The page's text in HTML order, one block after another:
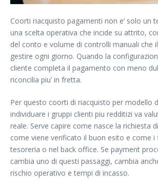
Coorti riacquisto pagamenti non e’ solo un
una scelta operativa che incide su attrito,
del conto e volume di controlli manuali che
gestire ogni giorno. Quando la
cliente completa il pagamento con meno
riconcilia piu’ in fretta.
Per questo coorti di riacquisto per modello
individuare i gruppi clienti piu redditizi va
reale. Serve capire come nasce la richiesta
come viene verificato il buon esito e come i
tesoreria o nel back office. Se payment
cambia uno di questi passaggi, cambia
rischio operativo e tempi di incasso.